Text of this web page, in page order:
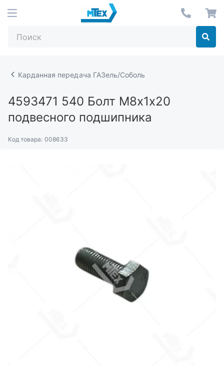
Карданная передача ГАЗель/Соболь
4593471 540 Болт М8х1х20
подвесного подшипника
Код товара: 008633